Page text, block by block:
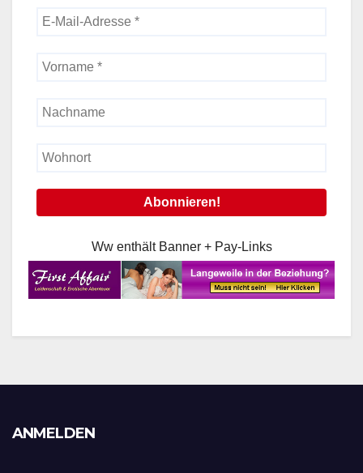
Ww enthält Banner + Pay-Links
ANMELDEN